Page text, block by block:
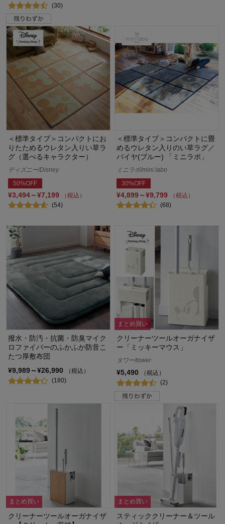
(30)
＜標準タイプ＞コンパクトにお
りたためるウレタン入りい草ラ
グ（選べるキャラクター）
ディズニー/Disney
50%OFF
¥3,494～¥7,199
（税込）
(54)
＜標準タイプ＞コンパクトに畳
めるウレタン入りのい草ラグ／
バイヤ(ブルー) 「ミニラボ」
ミニラボ/mini labo
30%OFF
¥4,899～¥9,799
（税込）
(68)
撥水・防汚・抗菌・防臭マイク
ロファイバーのふかふか防音こ
たつ厚敷布団
¥9,989～¥26,990
（税込）
(180)
まとめ買い
クリーナーツールオーガナイザ
ー「ミッキーマウス」
タワー/tower
¥5,490
（税込）
(2)
まとめ買い
クリーナーツールオーガナイザ
まとめ買い
スティッククリーナー＆ツール